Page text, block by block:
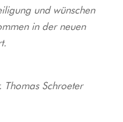
und wünschen
in der neuen
Thomas Schroeter